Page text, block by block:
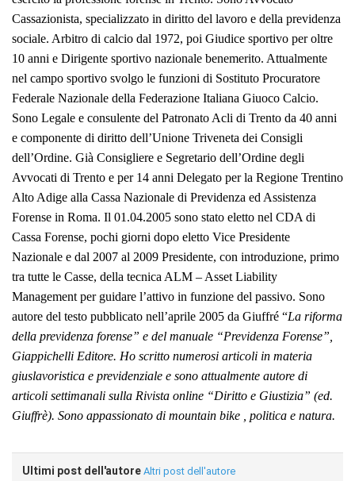
Cassazionista, specializzato in diritto del lavoro e della previdenza
sociale. Arbitro di calcio dal 1972, poi Giudice sportivo per oltre
10 anni e Dirigente sportivo nazionale benemerito. Attualmente
nel campo sportivo svolgo le funzioni di Sostituto Procuratore
Federale Nazionale della Federazione Italiana Giuoco Calcio.
Sono Legale e consulente del Patronato Acli di Trento da 40 anni
e componente di diritto dell’Unione Triveneta dei Consigli
dell’Ordine. Già Consigliere e Segretario dell’Ordine degli
Avvocati di Trento e per 14 anni Delegato per la Regione Trentino
Alto Adige alla Cassa Nazionale di Previdenza ed Assistenza
Forense in Roma. Il 01.04.2005 sono stato eletto nel CDA di
Cassa Forense, pochi giorni dopo eletto Vice Presidente
Nazionale e dal 2007 al 2009 Presidente, con introduzione, primo
tra tutte le Casse, della tecnica ALM – Asset Liability
Management per guidare l’attivo in funzione del passivo. Sono
autore del testo pubblicato nell’aprile 2005 da Giuffré “La riforma
della previdenza forense” e del manuale “Previdenza Forense”,
Giappichelli Editore. Ho scritto numerosi articoli in materia
giuslavoristica e previdenziale e sono attualmente autore di
articoli settimanali sulla Rivista online “Diritto e Giustizia” (ed.
Giuffrè). Sono appassionato di mountain bike , politica e natura.
Ultimi post dell'autore Altri post dell'autore